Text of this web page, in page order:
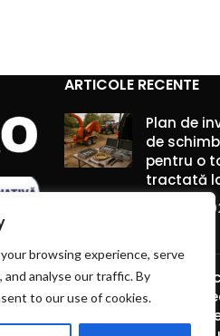
browsing experience, serve
analyse our traffic. By
to our use of cookies.
ARTICOLE RECENTE
Plan de
de
pentru o
tractată
7 august
Truse
pe timp